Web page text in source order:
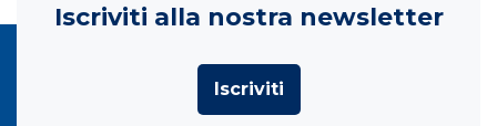
Iscriviti alla nostra newsletter
Iscriviti